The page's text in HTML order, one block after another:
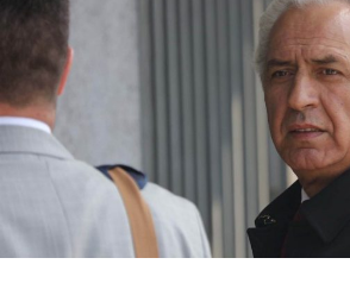
donijeti ekstremne ljetne vrućine kakve
Share